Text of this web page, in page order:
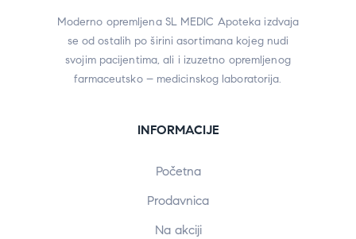
Moderno opremljena SL MEDIC Apoteka izdvaja
se od ostalih po širini asortimana kojeg nudi
svojim pacijentima, ali i izuzetno opremljenog
farmaceutsko – medicinskog laboratorija.
INFORMACIJE
Početna
Prodavnica
Na akciji